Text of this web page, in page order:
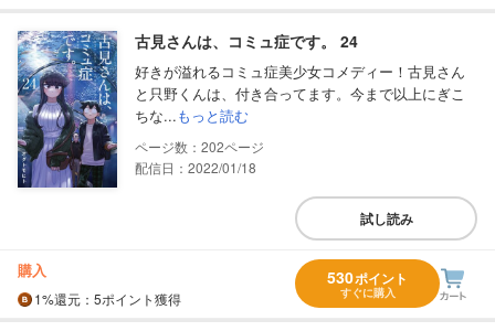
古見さんは、コミュ症です。 24
好きが溢れるコミュ症美少女コメディー！古見さん
と只野くんは、付き合ってます。今まで以上にぎこ
ちな...もっと読む
202
配信日：2022/01/18
試し読み
購入
1%還元 ：5ポイント獲得
530ポイント
すぐに購入